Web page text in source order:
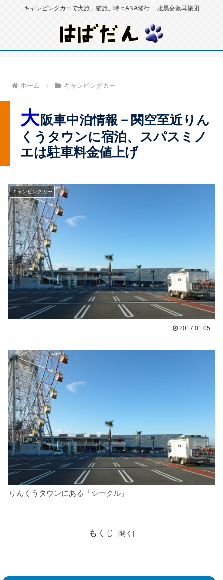
キャンピングカーで犬旅、猫旅。時々ANA修行 腹黒薔薇耳旅団
ホーム キャンピングカー
大 阪車中泊情報－関空至近りん
くうタウンに宿泊、スパスミノ
エは駐車料金値上げ
キャンピングカー
2017.01.05
りんくうタウンにある「シークル」
もくじ